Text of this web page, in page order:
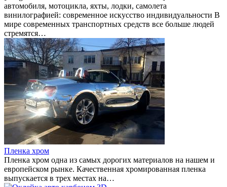
автомобиля, мотоцикла, яхты, лодки, самолета
винилографией: современное искусство индивидуальности В
мире современных транспортных средств все больше людей
стремятся…
Пленка хром
Пленка хром одна из самых дорогих материалов на нашем и
европейском рынке. Качественная хромированная пленка
выпускается в трех местах на…